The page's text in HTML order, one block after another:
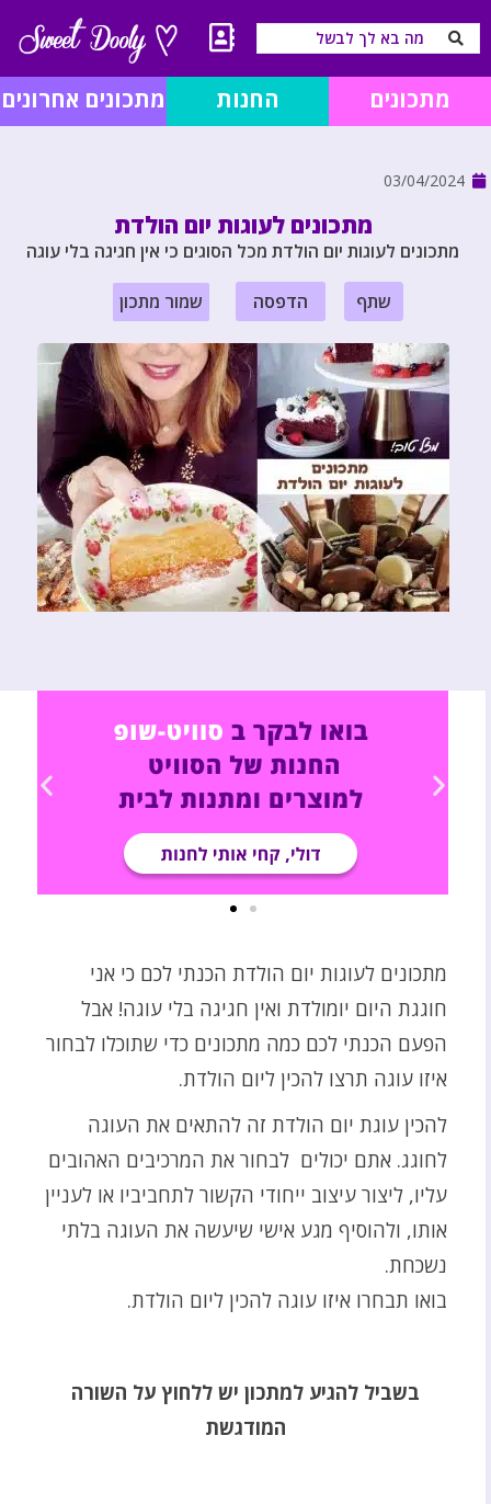
מתכונים החנות מתכונים אחרונים
03/04/2024
מתכונים לעוגות יום הולדת
מתכונים לעוגות יום הולדת מכל הסוגים כי אין חגיגה בלי עוגה
שתף הדפסה שמור מתכון
מתכונים לעוגות יום הולדת הכנתי לכם כי אני
חוגגת היום יומולדת ואין חגיגה בלי עוגה! אבל
הפעם הכנתי לכם כמה מתכונים כדי שתוכלו לבחור
איזו עוגה תרצו להכין ליום הולדת.
להכין עוגת יום הולדת זה להתאים את העוגה
לחוגג. אתם יכולים לבחור את המרכיבים האהובים
עליו, ליצור עיצוב ייחודי הקשור לתחביביו או לעניין
אותו, ולהוסיף מגע אישי שיעשה את העוגה בלתי
נשכחת.
בואו תבחרו איזו עוגה להכין ליום הולדת.
בשביל להגיע למתכון יש ללחוץ על השורה
המודגשת